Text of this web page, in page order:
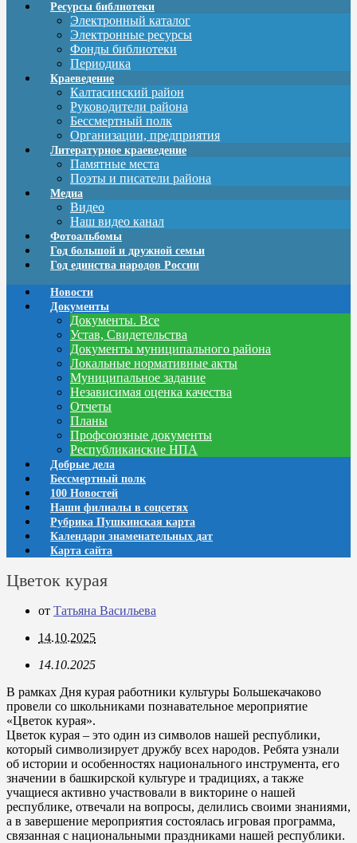
Ресурсы библиотеки
Электронный каталог
Электронные ресурсы
Фонды библиотеки
Периодика
Краеведение
Калтасинский район
Руководители района
Бессмертный полк
Организации, предприятия
Литературное краеведение
Памятные места
Поэты и писатели района
Медиа
Видео
Наш видео канал
Фотоальбомы
Год большой и дружной семьи
Год единства народов России
Новости
Документы
Документы. Все
Устав, Свидетельства
Документы муниципального района
Локальные нормативные акты
Муниципальное задание
Независимая оценка качества
Отчеты
Планы
Профсоюзные документы
Республиканские НПА
Добрые дела
Бессмертный полк
100 Новостей
Наши филиалы в соцсетях
Рубрика Пушкинская карта
Календари знаменательных дат
Карта сайта
Цветок курая
от Татьяна Васильева
14.10.2025
14.10.2025
В рамках Дня курая работники культуры Большекачаково
провели со школьниками познавательное мероприятие
«Цветок курая».
Цветок курая – это один из символов нашей республики,
который символизирует дружбу всех народов. Ребята узнали
об истории и особенностях национального инструмента, его
значении в башкирской культуре и традициях, а также
учащиеся активно участвовали в викторине о нашей
республике, отвечали на вопросы, делились своими знаниями,
а в завершение мероприятия состоялась игровая программа,
связанная с национальными праздниками нашей республики.